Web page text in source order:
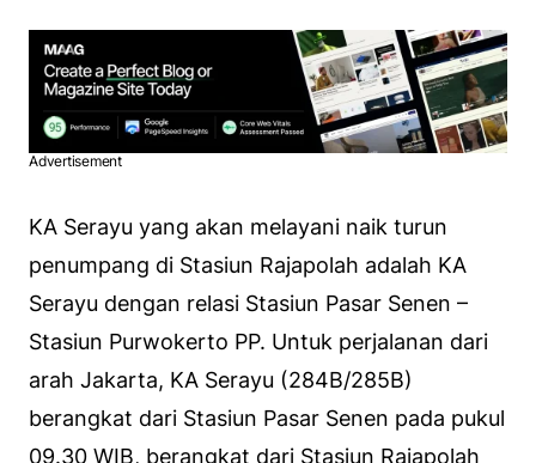
Advertisement
KA Serayu yang akan melayani naik turun
penumpang di Stasiun Rajapolah adalah KA
Serayu dengan relasi Stasiun Pasar Senen –
Stasiun Purwokerto PP. Untuk perjalanan dari
arah Jakarta, KA Serayu (284B/285B)
berangkat dari Stasiun Pasar Senen pada pukul
09.30 WIB, berangkat dari Stasiun Rajapolah